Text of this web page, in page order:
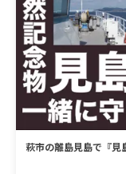
萩市の離島見島で『見